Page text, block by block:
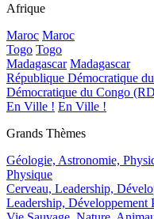
Afrique
Maroc Maroc
Togo Togo
Madagascar Madagascar
République Démocratique
Démocratique du Congo
En Ville ! En Ville !
Grands Thèmes
Géologie, Astronomie,
Physique
Cerveau, Leadership,
Leadership, Développement